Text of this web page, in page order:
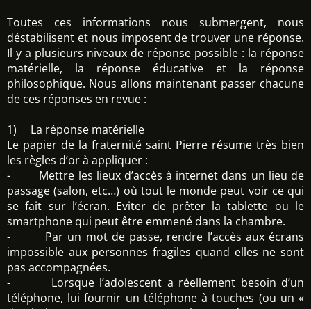
Toutes ces informations nous submergent, nous
déstabilisent et nous imposent de trouver une réponse.
Il y a plusieurs niveaux de réponse possible : la réponse
matérielle, la réponse éducative et la réponse
philosophique. Nous allons maintenant passer chacune
de ces réponses en revue :
1) La réponse matérielle
Le papier de la fraternité saint Pierre résume très bien
les règles d’or à appliquer :
- Mettre les lieux d’accès à internet dans un lieu de
passage (salon, etc…) où tout le monde peut voir ce qui
se fait sur l’écran. Eviter de prêter la tablette ou le
smartphone qui peut être emmené dans la chambre.
- Par un mot de passe, rendre l’accès aux écrans
impossible aux personnes fragiles quand elles ne sont
pas accompagnées.
- Lorsque l’adolescent a réellement besoin d’un
téléphone, lui fournir un téléphone à touches (ou un «